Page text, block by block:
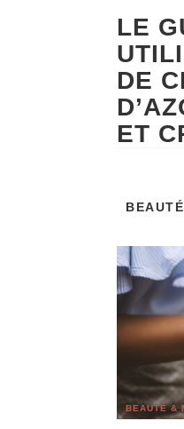
LE
DE
ET
appelé
comme
BEAUTÉ &